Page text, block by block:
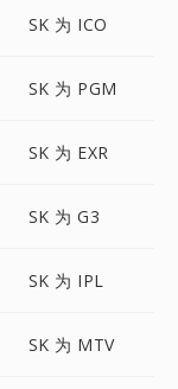
SK 为 ICO
SK 为 PGM
SK 为 EXR
SK 为 G3
SK 为 IPL
SK 为 MTV